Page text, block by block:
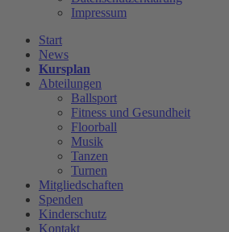
Impressum
Start
News
Kursplan
Abteilungen
Ballsport
Fitness und Gesundheit
Floorball
Musik
Tanzen
Turnen
Mitgliedschaften
Spenden
Kinderschutz
Kontakt